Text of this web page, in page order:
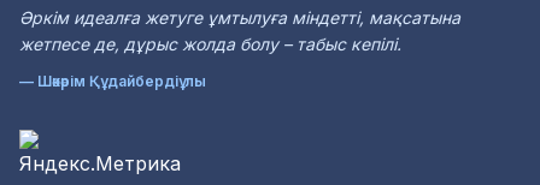
Әркім идеалға жетуге ұмтылуға міндетті, мақсатына
жетпесе де, дұрыс жолда болу – табыс кепілі.
— Шәкәрім Құдайбердіұлы